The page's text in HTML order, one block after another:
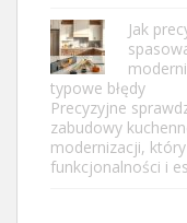
Jak
typowe błędy
Precyzyjne
zabudowy
modernizacji,
funkcjonalności i